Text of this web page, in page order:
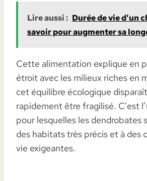
Lire aussi : Durée de vie d'un
savoir pour augmenter sa
Cette alimentation explique en
étroit avec les milieux riches en
cet équilibre écologique
rapidement être fragilisé. C’est
pour lesquelles les dendrobates
des habitats très précis et à des
vie exigeantes.